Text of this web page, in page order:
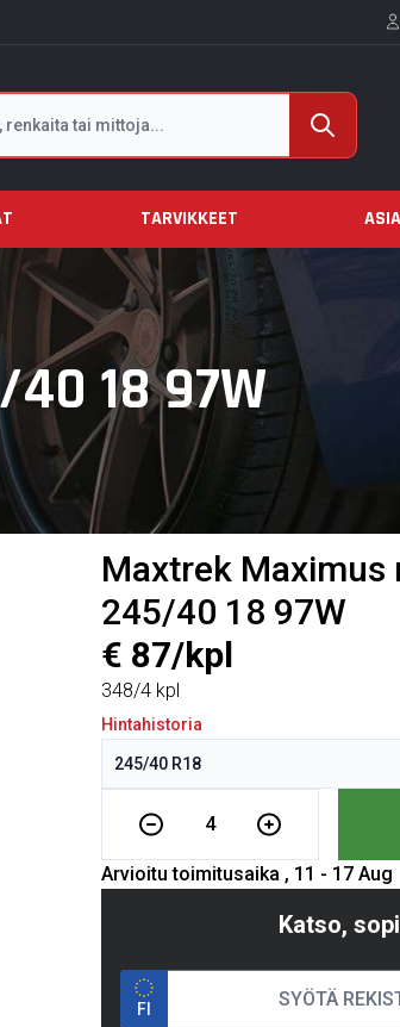
TARVIKKEET
40 18 97W
Maxtrek Maximus
245/40 18 97W
€ 87/kpl
348/4 kpl
Hintahistoria
4
Arvioitu toimitusaika , 11 - 17 Aug
Katso,
FI